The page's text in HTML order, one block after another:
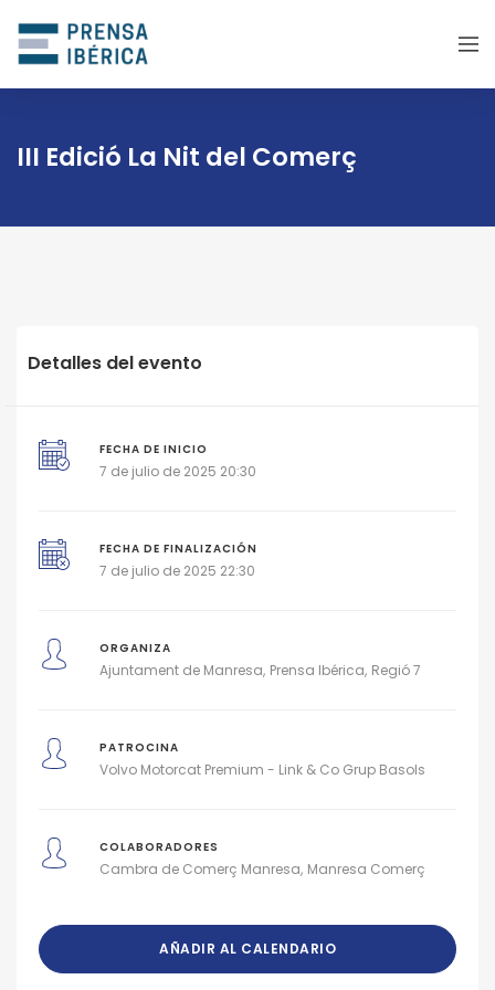
III Edició La Nit del Comerç
Detalles del evento
FECHA DE INICIO
7 de julio de 2025 20:30
FECHA DE FINALIZACIÓN
7 de julio de 2025 22:30
ORGANIZA
Ajuntament de Manresa Prensa Ibérica Regió 7
PATROCINA
Volvo Motorcat Premium - Link & Co Grup Basols
COLABORADORES
Cambra de Comerç Manresa Manresa Comerç
AÑADIR AL CALENDARIO